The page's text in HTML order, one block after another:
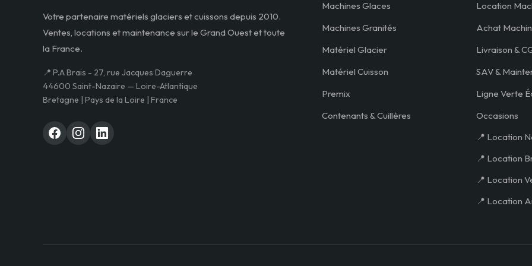
Votre partenaire matériels glaciers et cuissons depuis 2010.
Ventes, locations et maintenance sur le Grand Ouest et toute
la France.
📍 P.A Brais - 27, rue Jacques Daguerre
44600 Saint-Nazaire — Loire-Atlantique
Bretagne | Pays de la Loire | France
Machines Glaces
Machines Granités
Matériel Glacier
Matériel Cuisson
Premix
Contenants & Cuillères
Location
Achat
Livraison &
SAV &
Ligne Verte
Occasions
📍 Location
📍 Location
📍 Location
📍 Location